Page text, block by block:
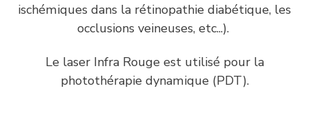
ischémiques dans la rétinopathie diabétique, les
occlusions veineuses, etc...).
Le laser Infra Rouge est utilisé pour la
photothérapie dynamique (PDT).